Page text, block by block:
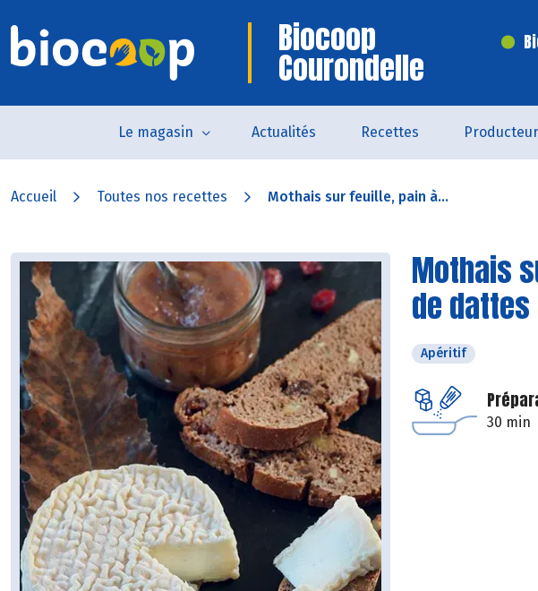
Biocoop
Courondelle
Le magasin Actualités Recettes
Accueil Toutes nos recettes Mothais sur feuille, pain à...
Mothais
de dattes
Apéritif
30 min